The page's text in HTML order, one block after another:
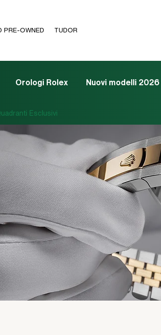
PRE-OWNED TUDOR
Orologi Rolex Nuovi modelli 2026
Esclusivi